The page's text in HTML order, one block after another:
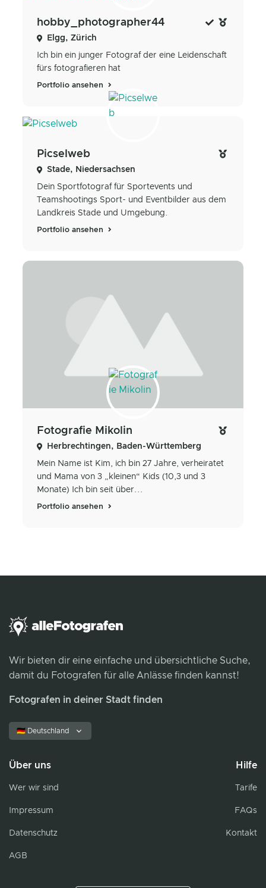
hobby_photographer44
Elgg, Zürich
Ich bin ein junger Fotograf der eine Leidenschaft
fürs fotografieren hat
Portfolio ansehen
Picselweb
Stade, Niedersachsen
Dein Sportfotograf für Sportevents und
Teamshootings Sport- und Eventbilder aus dem
Landkreis Stade und Umgebung.
Portfolio ansehen
Fotografie Mikolin
Herbrechtingen, Baden-Württemberg
Mein Name ist Kim, ich bin 27 Jahre, verheiratet
und Mama von 3 „kleinen“ Kids (10,3 und 3
Monate) Ich bin seit über...
Portfolio ansehen
Wir bieten dir eine einfache und übersichtliche Suche,
damit du Fotografen für alle Anlässe finden kannst!
Fotografen in deiner Stadt finden
🇩🇪 Deutschland
Über uns
Wer wir sind
Impressum
Datenschutz
AGB
Hilfe
Tarife
FAQs
Kontakt